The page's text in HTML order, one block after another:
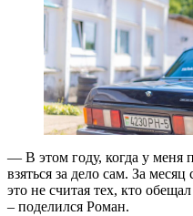
— В этом году, когда у меня
взяться за дело сам. За
это не считая тех, кто
– поделился Роман.